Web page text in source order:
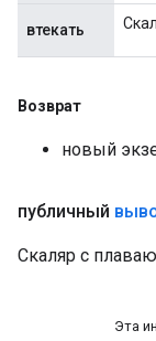
втекать
Возврат
новый
публичный
Скаляр с
Эта